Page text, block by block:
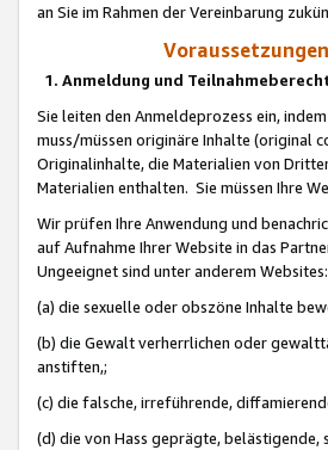
an Sie im Rahmen der Vereinbarung
1. Anmeldung und
Sie leiten den Anmeldeprozess ein,
muss/müssen originäre Inhalte (original
Originalinhalte, die Materialien von
Materialien enthalten. Sie müssen Ihre
Wir prüfen Ihre Anwendung und
auf Aufnahme Ihrer Website in das
Ungeeignet sind unter anderem Websites:
(a) die sexuelle oder obszöne Inhalte
(b) die Gewalt verherrlichen oder
anstiften,;
(c) die falsche, irreführende,
(d) die von Hass geprägte,